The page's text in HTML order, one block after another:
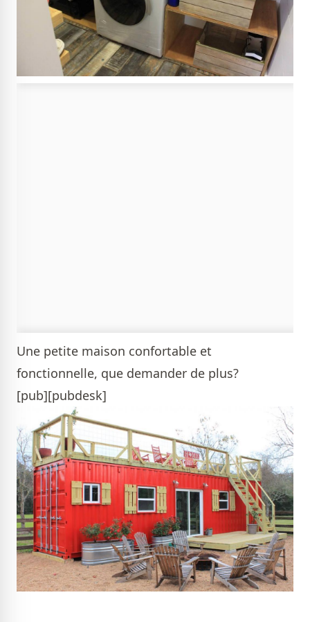
Une petite maison confortable et
fonctionnelle, que demander de plus?
[pub][pubdesk]